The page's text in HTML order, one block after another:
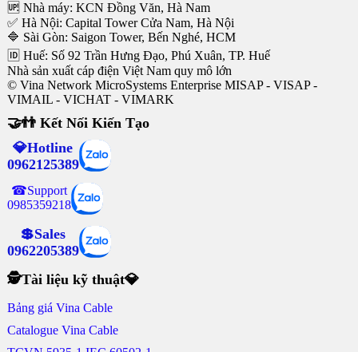
🆙 Nhà máy: KCN Đồng Văn, Hà Nam
✅ Hà Nội: Capital Tower Cửa Nam, Hà Nội
🔷 Sài Gòn: Saigon Tower, Bến Nghé, HCM
🆔 Huế: Số 92 Trần Hưng Đạo, Phú Xuân, TP. Huế
Nhà sản xuất cáp điện Việt Nam quy mô lớn
© Vina Network MicroSystems Enterprise MISAP - VISAP -
VIMAIL - VICHAT - VIMARK
🤝👬 Kết Nối Kiến Tạo
💎Hotline
0962125389
☎Support
0985359218
💲Sales
0962205389
🕵Tài liệu kỹ thuật💎
Bảng giá Vina Cable
Catalogue Vina Cable